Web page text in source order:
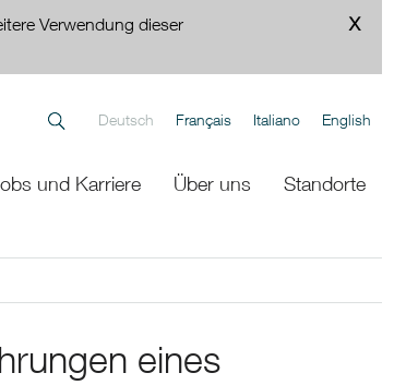
Verwendung dieser
Deutsch Français Italiano English
und Karriere Über uns Standorte
eines